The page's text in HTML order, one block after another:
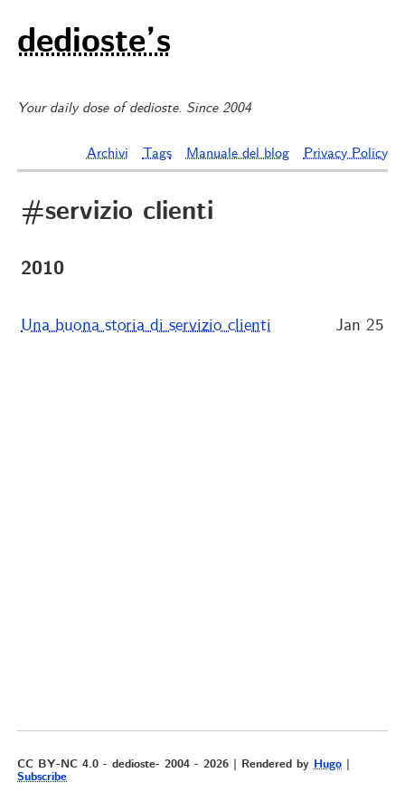
dedioste’s
Your daily dose of dedioste. Since 2004
Archivi Tags Manuale del blog Privacy Policy
#servizio clienti
2010
Una buona storia di servizio clienti Jan 25
CC BY-NC 4.0 - dedioste- 2004 - 2026 | Rendered byHugo |
Subscribe